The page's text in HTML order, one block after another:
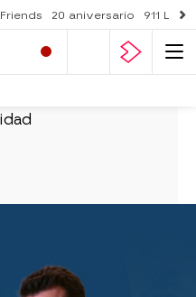
Friends 20 aniversario 911